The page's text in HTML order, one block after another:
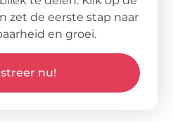
zet de eerste stap naar
en groei.
nu!